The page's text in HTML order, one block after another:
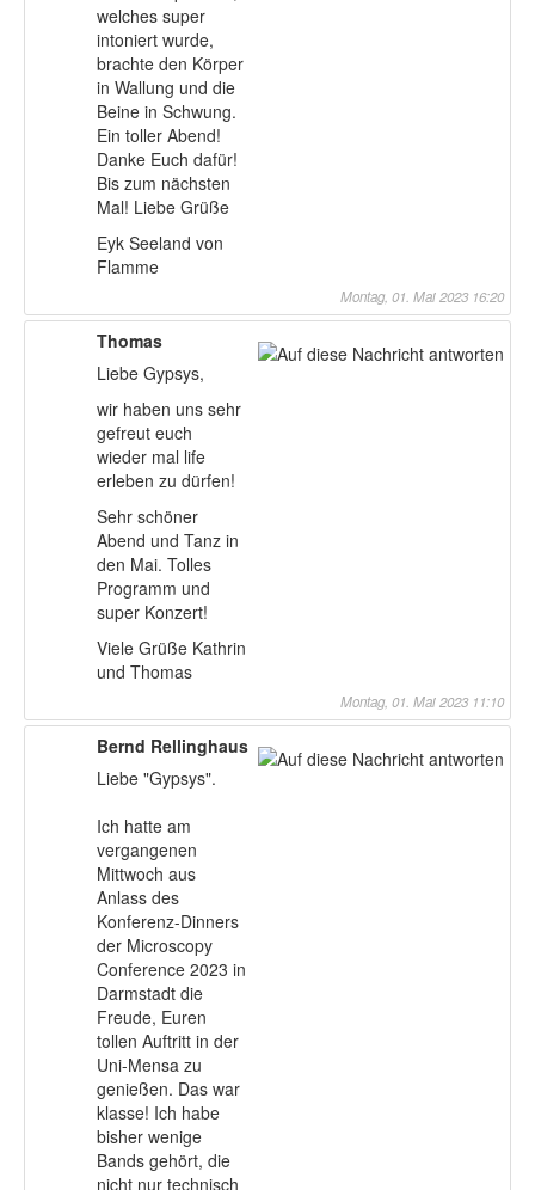
welches super
intoniert wurde,
brachte den Körper
in Wallung und die
Beine in Schwung.
Ein toller Abend!
Danke Euch dafür!
Bis zum nächsten
Mal! Liebe Grüße
Eyk Seeland von
Flamme
Montag, 01. Mai 2023 16:20
Thomas
Liebe Gypsys,
wir haben uns sehr
gefreut euch
wieder mal life
erleben zu dürfen!
Sehr schöner
Abend und Tanz in
den Mai. Tolles
Programm und
super Konzert!
Viele Grüße Kathrin
und Thomas
Montag, 01. Mai 2023 11:10
Bernd Rellinghaus
Liebe "Gypsys".
Ich hatte am
vergangenen
Mittwoch aus
Anlass des
Konferenz-Dinners
der Microscopy
Conference 2023 in
Darmstadt die
Freude, Euren
tollen Auftritt in der
Uni-Mensa zu
genießen. Das war
klasse! Ich habe
bisher wenige
Bands gehört, die
nicht nur technisch